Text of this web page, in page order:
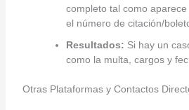
completo tal como
el número de citación/
Resultados: Si hay un
como la multa, cargos y
Otras Plataformas y Contactos